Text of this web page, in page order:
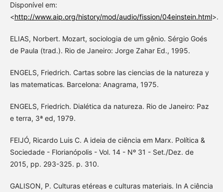
Disponível em:
<http://www.aip.org/history/mod/audio/fission/04einstein.html>.
ELIAS, Norbert. Mozart, sociologia de um gênio. Sérgio Goés
de Paula (trad.). Rio de Janeiro: Jorge Zahar Ed., 1995.
ENGELS, Friedrich. Cartas sobre las ciencias de la natureza y
las matematicas. Barcelona: Anagrama, 1975.
ENGELS, Friedrich. Dialética da natureza. Rio de Janeiro: Paz
e terra, 3ª ed, 1979.
FEIJÓ, Ricardo Luis C. A ideia de ciência em Marx. Política &
Sociedade - Florianópolis - Vol. 14 - Nº 31 - Set./Dez. de
2015, pp. 293-325. p. 310.
GALISON, P. Culturas etéreas e culturas materiais. In A ciência